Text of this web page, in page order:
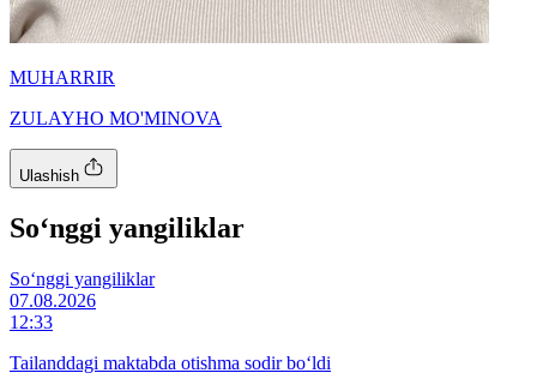
MUHARRIR
ZULAYHO MO'MINOVA
Ulashish
So‘nggi yangiliklar
So‘nggi yangiliklar
07.08.2026
12:33
Tailanddagi maktabda otishma sodir bo‘ldi